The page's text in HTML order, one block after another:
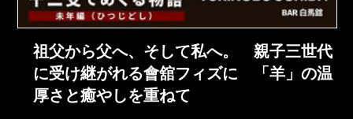
祖父から父へ、そして私へ。 親子三世代
に受け継がれる會舘フィズに 「羊」の温
厚さと癒やしを重ねて